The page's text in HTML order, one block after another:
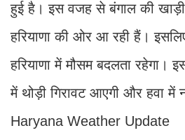
हुई है। इस वजह से बंगाल की खाड़ी
हरियाणा की ओर आ रही हैं।
हरियाणा में मौसम बदलता रहेगा।
में थोड़ी गिरावट आएगी और हवा में
Haryana Weather Update